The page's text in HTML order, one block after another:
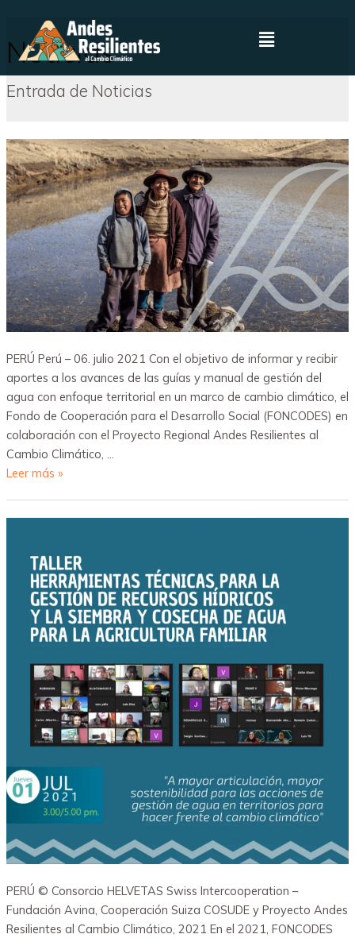
Noticias
Entrada de Noticias
PERÚ Perú – 06. julio 2021 Con el objetivo de informar y recibir
aportes a los avances de las guías y manual de gestión del
agua con enfoque territorial en un marco de cambio climático, el
Fondo de Cooperación para el Desarrollo Social (FONCODES) en
colaboración con el Proyecto Regional Andes Resilientes al
Cambio Climático, …
Leer más »
PERÚ © Consorcio HELVETAS Swiss Intercooperation –
Fundación Avina, Cooperación Suiza COSUDE y Proyecto Andes
Resilientes al Cambio Climático, 2021 En el 2021, FONCODES